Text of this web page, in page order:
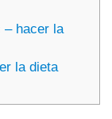
– hacer la
la dieta